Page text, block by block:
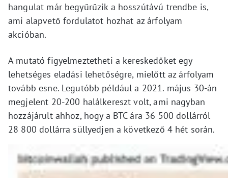
hangulat már begyűrűzik a hosszútávú trendbe is,
ami alapvető fordulatot hozhat az árfolyam
akcióban.
A mutató figyelmeztetheti a kereskedőket egy
lehetséges eladási lehetőségre, mielőtt az árfolyam
tovább esne. Legutóbb például a 2021. május 30-án
megjelent 20-200 halálkereszt volt, ami nagyban
hozzájárult ahhoz, hogy a BTC ára 36 500 dollárról
28 800 dollárra süllyedjen a következő 4 hét során.